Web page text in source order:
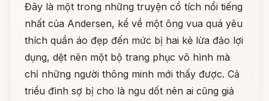
Đây là một trong những truyện cổ tích nổi tiếng
nhất của Andersen, kể về một ông vua quá yêu
thích quần áo đẹp đến mức bị hai kẻ lừa đảo lợi
dụng, dệt nên một bộ trang phục vô hình mà
chỉ những người thông minh mới thấy được. Cả
triều đình sợ bị cho là ngu dốt nên ai cũng giả